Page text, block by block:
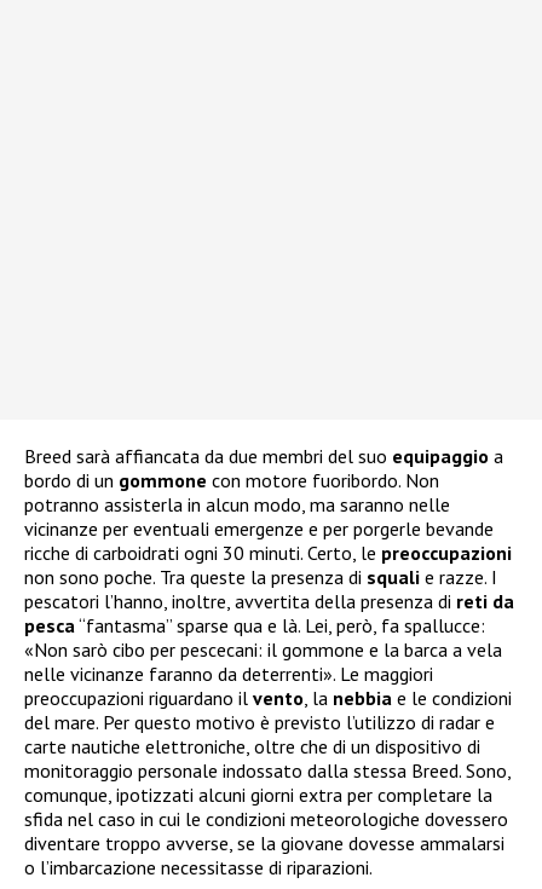
Breed sarà affiancata da due membri del suo equipaggio a
bordo di un gommone con motore fuoribordo. Non
potranno assisterla in alcun modo, ma saranno nelle
vicinanze per eventuali emergenze e per porgerle bevande
ricche di carboidrati ogni 30 minuti. Certo, le preoccupazioni
non sono poche. Tra queste la presenza di squali e razze. I
pescatori l’hanno, inoltre, avvertita della presenza di reti da
pesca“fantasma” sparse qua e là. Lei, però, fa spallucce:
«Non sarò cibo per pescecani: il gommone e la barca a vela
nelle vicinanze faranno da deterrenti». Le maggiori
preoccupazioni riguardano il vento, la nebbia e le condizioni
del mare. Per questo motivo è previsto l’utilizzo di radar e
carte nautiche elettroniche, oltre che di un dispositivo di
monitoraggio personale indossato dalla stessa Breed. Sono,
comunque, ipotizzati alcuni giorni extra per completare la
sfida nel caso in cui le condizioni meteorologiche dovessero
diventare troppo avverse, se la giovane dovesse ammalarsi
o l’imbarcazione necessitasse di riparazioni.